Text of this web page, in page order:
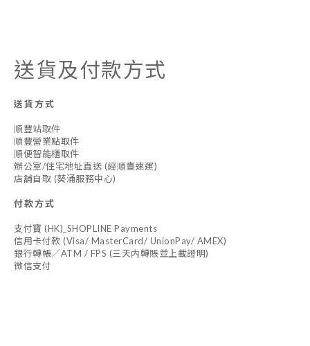
送貨及付款方式
送貨方式
順豐站取件
順豐營業點取件
順便智能櫃取件
辦公室/住宅地址直送 (經順豐速運)
店舖自取 (葵涌服務中心)
付款方式
支付寶 (HK)_SHOPLINE Payments
信用卡付款 (Visa/ MasterCard/ UnionPay/ AMEX)
銀行轉帳／ATM / FPS (三天内轉賬並上載證明)
微信支付